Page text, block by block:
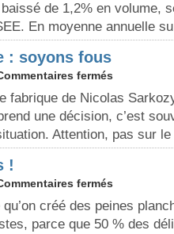
de 1,2% en volume,
En moyenne annuelle
: soyons fous
fermés
fabrique de Nicolas
une décision, c’est
Attention, pas sur
!
fermés
qu’on créé des peines
parce que 50 % des